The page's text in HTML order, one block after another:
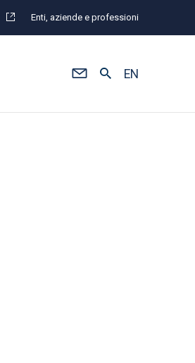
Enti, aziende e professioni
EN